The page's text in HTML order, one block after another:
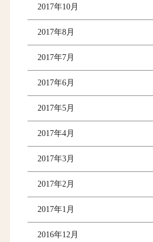
2017年10月
2017年8月
2017年7月
2017年6月
2017年5月
2017年4月
2017年3月
2017年2月
2017年1月
2016年12月